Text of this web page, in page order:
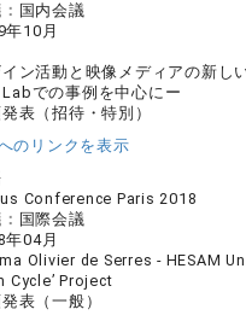
国内会議
年10月
ン活動と映像メディアの新し
での事例を中心にー
表（招待・特別）
のリンクを表示
Conference Paris 2018
国際会議
年04月
Olivier de Serres - HESAM
Cycle’ Project
表（一般）